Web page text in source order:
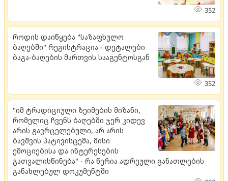
352
როდის დაიწყება "საზაფხულო
ბაღებში" რეგისტრაცია - დეტალები
ბაგა-ბაღების მართვის სააგენტოსგან
352
"იმ ტრადიციული ზეიმების მიზანი,
რომელიც ჩვენს ბაღებში ჯერ კიდევ
არის გავრცელებული, არ არის
ბავშვის პატივისცემა, მისი
ემოციებისა და ინტერესების
გათვალისწინება" - რა წერია ადრეული განათლების
განახლებულ დოკუმენტში